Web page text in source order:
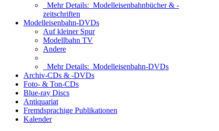
Mehr Details: Modelleisenbahnbücher & -
zeitschriften
Modelleisenbahn-DVDs
Auf kleiner Spur
Modellbahn TV
Andere
Mehr Details: Modelleisenbahn-DVDs
Archiv-CDs & -DVDs
Foto- & Ton-CDs
Blue-ray Discs
Antiquariat
Fremdsprachige Publikationen
Kalender